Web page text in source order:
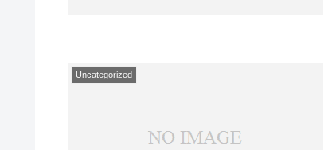
Uncategorized